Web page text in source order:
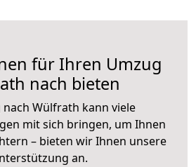
für Ihren Umzug
nach bieten
nach Wülfrath kann viele
mit sich bringen, um Ihnen
– bieten wir Ihnen unsere
an.